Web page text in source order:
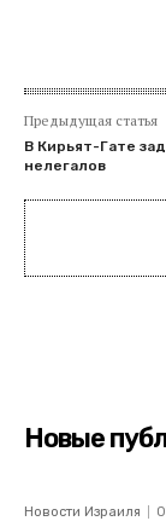
Предыдущая статья
В Кирьят-Гате
нелегалов
Новые
Новости Израиля